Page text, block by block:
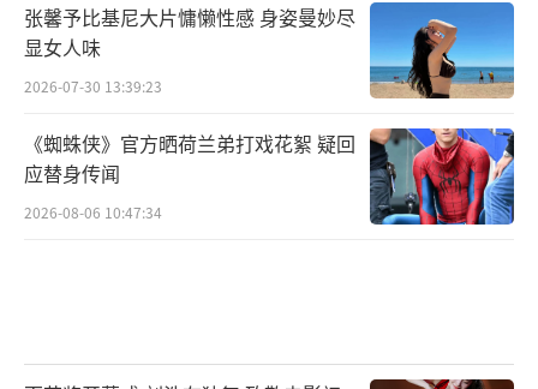
张馨予比基尼大片慵懒性感 身姿曼妙尽
显女人味
2026-07-30 13:39:23
《蜘蛛侠》官方晒荷兰弟打戏花絮 疑回
应替身传闻
2026-08-06 10:47:34